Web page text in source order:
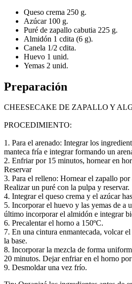
Queso crema 250 g.
Azúcar 100 g.
Puré de zapallo cabutia 225 g.
Almidón 1 cdita (6 g).
Canela 1/2 cdita.
Huevo 1 unid.
Yemas 2 unid.
Preparación
CHEESECAKE DE ZAPALLO Y
PROCEDIMIENTO:
1. Para el arenado: Integrar los
manteca fría e integrar formando un
2. Enfriar por 15 minutos, hornear en
Reservar
3. Para el relleno: Hornear el zapallo por
Realizar un puré con la pulpa y reservar.
4. Integrar el queso crema y el azúcar
5. Incorporar el huevo y las yemas de a
último incorporar el almidón e integrar
6. Precalentar el horno a 150ºC.
7. En una cintura enmantecada, volcar
la base.
8. Incorporar la mezcla de forma
20 minutos. Dejar enfriar en el horno
9. Desmoldar una vez frío.